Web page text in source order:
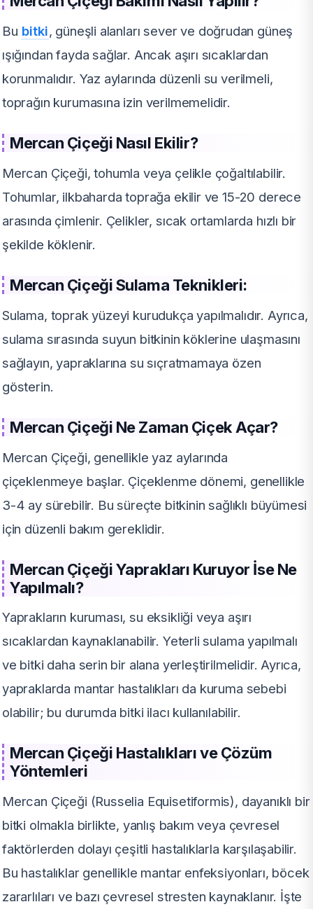
Bu bitki, güneşli alanları sever ve doğrudan güneş
ışığından fayda sağlar. Ancak aşırı sıcaklardan
korunmalıdır. Yaz aylarında düzenli su verilmeli,
toprağın kurumasına izin verilmemelidir.
Mercan Çiçeği Nasıl Ekilir?
Mercan Çiçeği, tohumla veya çelikle çoğaltılabilir.
Tohumlar, ilkbaharda toprağa ekilir ve 15-20 derece
arasında çimlenir. Çelikler, sıcak ortamlarda hızlı bir
şekilde köklenir.
Mercan Çiçeği Sulama Teknikleri:
Sulama, toprak yüzeyi kurudukça yapılmalıdır. Ayrıca,
sulama sırasında suyun bitkinin köklerine ulaşmasını
sağlayın, yapraklarına su sıçratmamaya özen
gösterin.
Mercan Çiçeği Ne Zaman Çiçek Açar?
Mercan Çiçeği, genellikle yaz aylarında
çiçeklenmeye başlar. Çiçeklenme dönemi, genellikle
3-4 ay sürebilir. Bu süreçte bitkinin sağlıklı büyümesi
için düzenli bakım gereklidir.
Mercan Çiçeği Yaprakları Kuruyor İse Ne
Yapılmalı?
Yaprakların kuruması, su eksikliği veya aşırı
sıcaklardan kaynaklanabilir. Yeterli sulama yapılmalı
ve bitki daha serin bir alana yerleştirilmelidir. Ayrıca,
yapraklarda mantar hastalıkları da kuruma sebebi
olabilir; bu durumda bitki ilacı kullanılabilir.
Mercan Çiçeği Hastalıkları ve Çözüm
Yöntemleri
Mercan Çiçeği (Russelia Equisetiformis), dayanıklı bir
bitki olmakla birlikte, yanlış bakım veya çevresel
faktörlerden dolayı çeşitli hastalıklarla karşılaşabilir.
Bu hastalıklar genellikle mantar enfeksiyonları, böcek
zararlıları ve bazı çevresel stresten kaynaklanır. İşte